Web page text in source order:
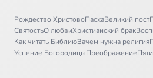
Рождество ХристовоПасхаВеликий пост
СвятостьО любвиХристианский брак
Как читать БиблиюЗачем нужна религия
Успение БогородицыПреображение